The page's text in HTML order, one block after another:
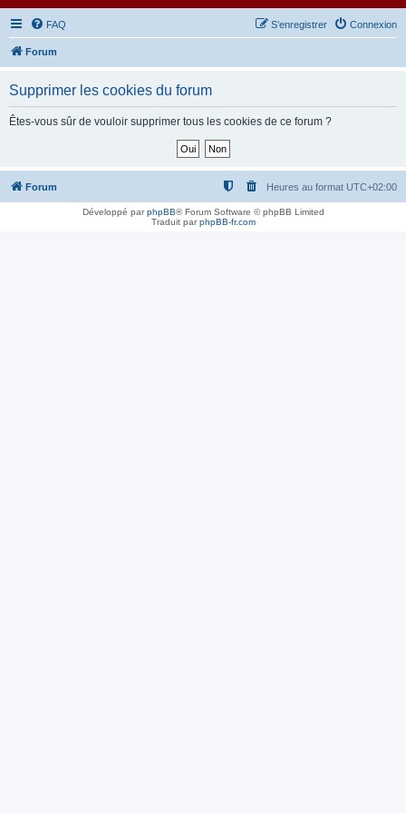
FAQ Connexion
S’enregistrer
Forum
Supprimer les cookies du forum
Êtes-vous sûr de vouloir supprimer tous les cookies de ce forum ?
Forum Heures au format UTC+02:00
Développé parphpBB® Forum Software © phpBB Limited
Traduit parphpBB-fr.com